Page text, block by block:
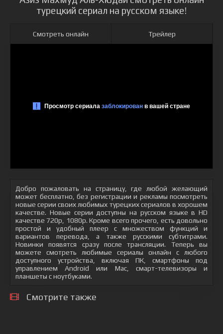
турецкий сериал на русском языке!
Смотреть онлайн Трейлер
Добро пожаловать на страницу, где любой желающий
может бесплатно, без регистрации и рекламы посмотреть
новые серии своих любимых турецких сериалов в хорошем
качестве. Новые серии доступны на русском языке в HD
качестве 720p, 1080p. Кроме всего прочего, есть довольно
простой и удобный плеер с множеством функций и
вариантов перевода, а также русскими субтитрами.
Новинки появятся сразу после трансляции. Теперь вы
можете смотреть любимые сериалы онлайн с любого
доступного устройства, включая ПК, смартфоны под
управлением Android или Mac, смарт-телевизоры и
планшеты с ноутбуками.
Смотрите также